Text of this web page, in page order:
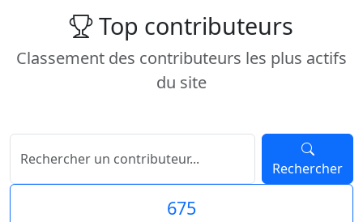
Top contributeurs
Classement des contributeurs les plus actifs
du site
Rechercher
675